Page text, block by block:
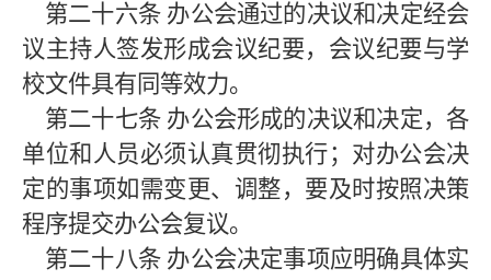
第二十六条 办公会通过的决议和决定经会
议主持人签发形成会议纪要，会议纪要与学
校文件具有同等效力。
第二十七条 办公会形成的决议和决定，各
单位和人员必须认真贯彻执行；对办公会决
定的事项如需变更、调整，要及时按照决策
程序提交办公会复议。
第二十八条 办公会决定事项应明确具体实